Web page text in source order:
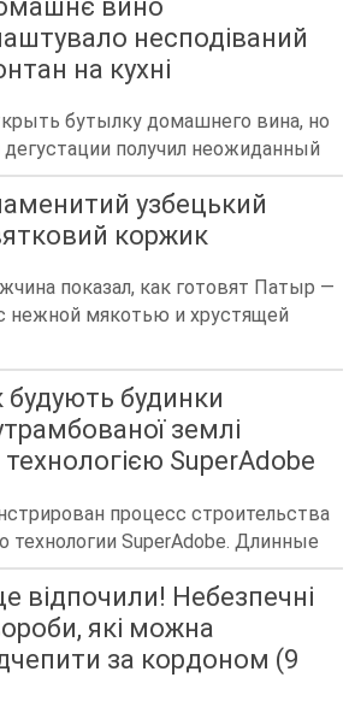
вино
несподіваний
на кухні
бутылку домашнего вина, но
получил неожиданный
узбецький
коржик
показал, как готовят Патыр —
нежной мякотью и хрустящей
будують будинки
землі
технологією SuperAdobe
процесс строительства
технологии SuperAdobe. Длинные
відпочили! Небезпечні
які можна
за кордоном (9